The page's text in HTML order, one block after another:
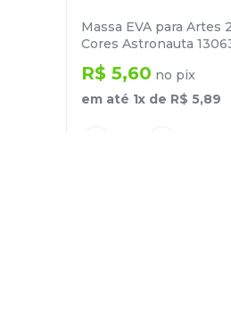
Massa EVA para Artes
Cores Astronauta
R$ 5,60 no pix
em até 1x de R$ 5,89